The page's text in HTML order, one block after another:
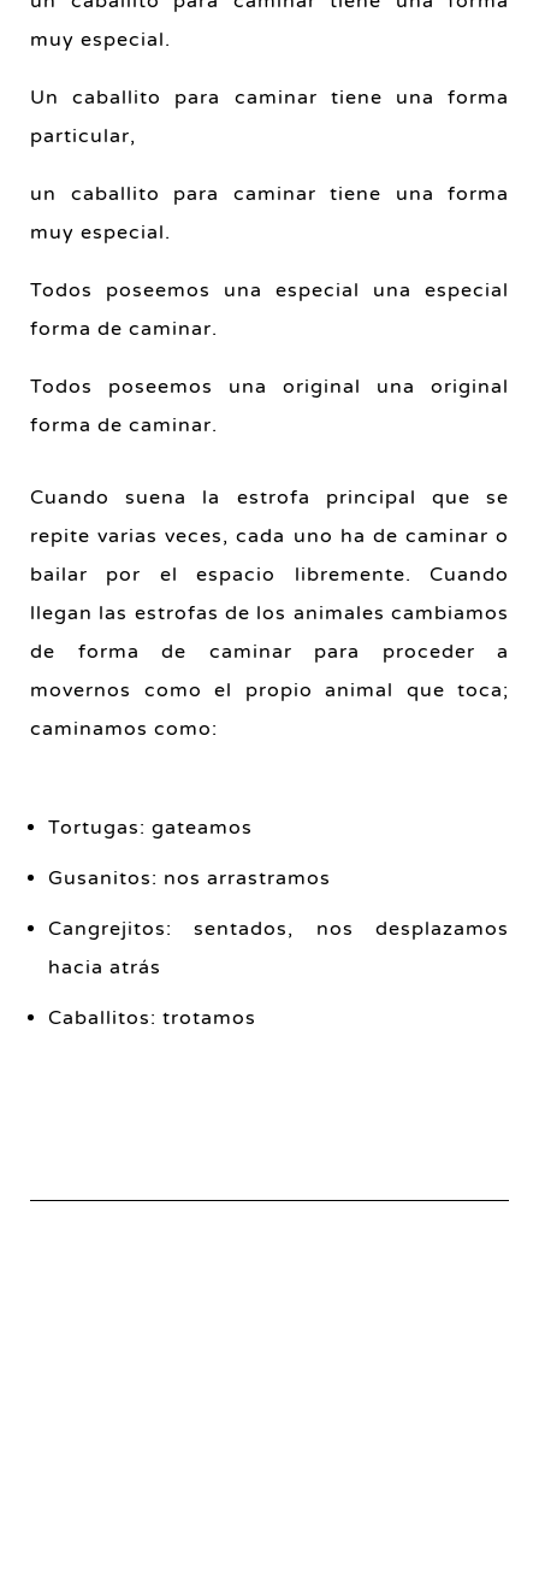
muy especial.
Un caballito para caminar tiene una forma
particular,
un caballito para caminar tiene una forma
muy especial.
Todos poseemos una especial una especial
forma de caminar.
Todos poseemos una original una original
forma de caminar.
Cuando suena la estrofa principal que se
repite varias veces, cada uno ha de caminar o
bailar por el espacio libremente. Cuando
llegan las estrofas de los animales cambiamos
de forma de caminar para proceder a
movernos como el propio animal que toca;
caminamos como:
Tortugas: gateamos
Gusanitos: nos arrastramos
Cangrejitos: sentados, nos desplazamos
hacia atrás
Caballitos: trotamos